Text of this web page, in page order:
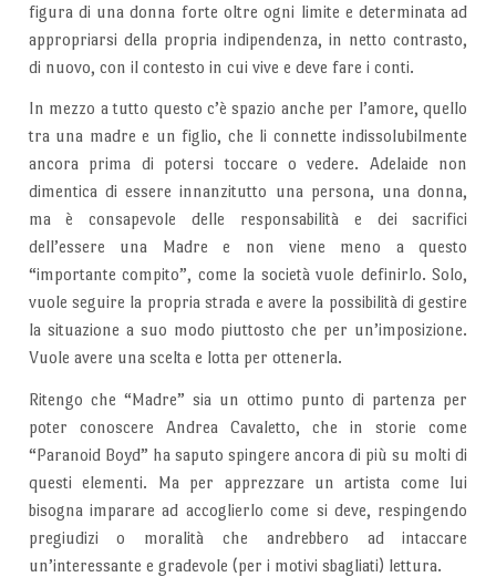
figura di una donna forte oltre ogni limite e determinata ad
appropriarsi della propria indipendenza, in netto contrasto,
di nuovo, con il contesto in cui vive e deve fare i conti.
In mezzo a tutto questo c’è spazio anche per l’amore, quello
tra una madre e un figlio, che li connette indissolubilmente
ancora prima di potersi toccare o vedere. Adelaide non
dimentica di essere innanzitutto una persona, una donna,
ma è consapevole delle responsabilità e dei sacrifici
dell’essere una Madre e non viene meno a questo
“importante compito”, come la società vuole definirlo. Solo,
vuole seguire la propria strada e avere la possibilità di gestire
la situazione a suo modo piuttosto che per un’imposizione.
Vuole avere una scelta e lotta per ottenerla.
Ritengo che “Madre” sia un ottimo punto di partenza per
poter conoscere Andrea Cavaletto, che in storie come
“Paranoid Boyd” ha saputo spingere ancora di più su molti di
questi elementi. Ma per apprezzare un artista come lui
bisogna imparare ad accoglierlo come si deve, respingendo
pregiudizi o moralità che andrebbero ad intaccare
un’interessante e gradevole (per i motivi sbagliati) lettura.